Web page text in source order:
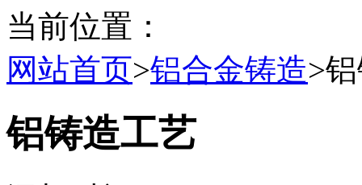
当前位置：
网站首页>铝合金铸造>
铝铸造工艺